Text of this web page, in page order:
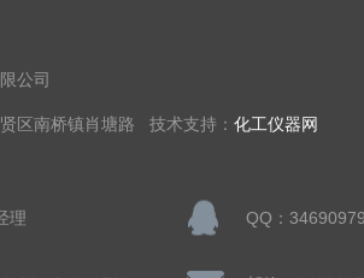
公司
区南桥镇肖塘路 技术支持： 化工仪器网
理 QQ：